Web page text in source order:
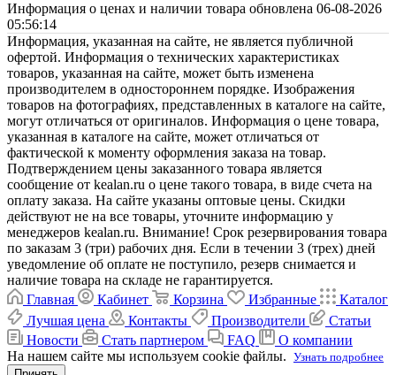
Информация о ценах и наличии товара обновлена 06-08-2026
05:56:14
Информация, указанная на сайте, не является публичной
офертой. Информация о технических характеристиках
товаров, указанная на сайте, может быть изменена
производителем в одностороннем порядке. Изображения
товаров на фотографиях, представленных в каталоге на сайте,
могут отличаться от оригиналов. Информация о цене товара,
указанная в каталоге на сайте, может отличаться от
фактической к моменту оформления заказа на товар.
Подтверждением цены заказанного товара является
сообщение от kealan.ru о цене такого товара, в виде счета на
оплату заказа. На сайте указаны оптовые цены. Скидки
действуют не на все товары, уточните информацию у
менеджеров kealan.ru. Внимание! Срок резервирования товара
по заказам 3 (три) рабочих дня. Если в течении 3 (трех) дней
уведомление об оплате не поступило, резерв снимается и
наличие товара на складе не гарантируется.
Главная
Кабинет Корзина Избранные
Каталог
Лучшая цена
Контакты Производители
Статьи
Новости
Стать партнером FAQ
О компании
На нашем сайте мы используем cookie файлы. Узнать подробнее